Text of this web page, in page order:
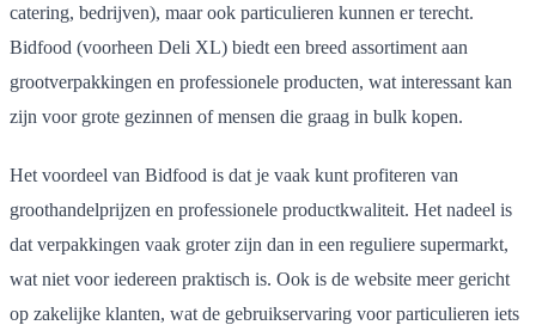
catering, bedrijven), maar ook particulieren kunnen er terecht.
Bidfood (voorheen Deli XL) biedt een breed assortiment aan
grootverpakkingen en professionele producten, wat interessant kan
zijn voor grote gezinnen of mensen die graag in bulk kopen.
Het voordeel van Bidfood is dat je vaak kunt profiteren van
groothandelprijzen en professionele productkwaliteit. Het nadeel is
dat verpakkingen vaak groter zijn dan in een reguliere supermarkt,
wat niet voor iedereen praktisch is. Ook is de website meer gericht
op zakelijke klanten, wat de gebruikservaring voor particulieren iets